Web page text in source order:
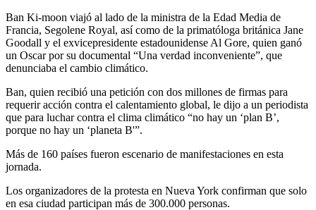
Ban Ki-moon viajó al lado de la ministra de la Edad Media de
Francia, Segolene Royal, así como de la primatóloga británica Jane
Goodall y el exvicepresidente estadounidense Al Gore, quien ganó
un Oscar por su documental “Una verdad inconveniente”, que
denunciaba el cambio climático.
Ban, quien recibió una petición con dos millones de firmas para
requerir acción contra el calentamiento global, le dijo a un periodista
que para luchar contra el clima climático “no hay un ‘plan B’,
porque no hay un ‘planeta B'”.
Más de 160 países fueron escenario de manifestaciones en esta
jornada.
Los organizadores de la protesta en Nueva York confirman que solo
en esa ciudad participan más de 300.000 personas.